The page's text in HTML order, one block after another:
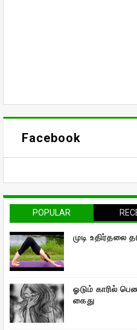
Facebook
POPULAR
முடி
ஓடும் காரில்
கைது